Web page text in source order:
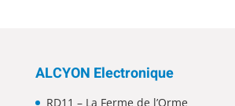
ALCYON Electronique
RD11 – La Ferme de l’Orme